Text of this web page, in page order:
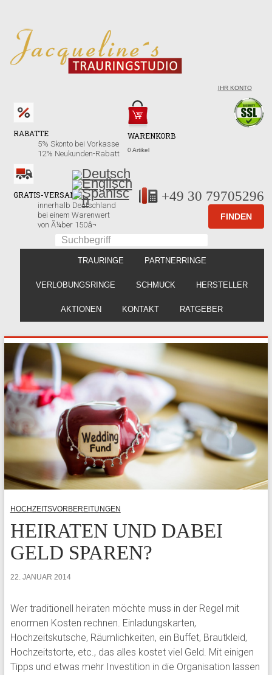
IHR KONTO
WARENKORB
0 Artikel
RABATTE
5% Skonto bei Vorkasse
12% Neukunden-Rabatt
GRATIS-VERSAND!
innerhalb Deutschland
bei einem Warenwert
von Ã¼ber 150â¬
+49 30 79705296
TRAURINGE PARTNERRINGE
VERLOBUNGSRINGE SCHMUCK HERSTELLER
AKTIONEN KONTAKT RATGEBER
HOCHZEITSVORBEREITUNGEN
HEIRATEN UND DABEI
GELD SPAREN?
22. JANUAR 2014
Wer traditionell heiraten möchte muss in der Regel mit
enormen Kosten rechnen. Einladungskarten,
Hochzeitskutsche, Räumlichkeiten, ein Buffet, Brautkleid,
Hochzeitstorte, etc., das alles kostet viel Geld. Mit einigen
Tipps und etwas mehr Investition in die Organisation lassen